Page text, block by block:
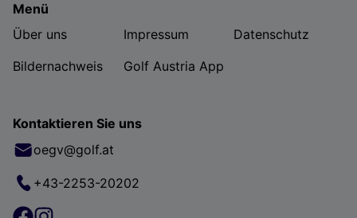
Menü
Über uns
Impressum
Datenschutz
Bildernachweis
Golf Austria App
Kontaktieren Sie uns
oegv@golf.at
+43-2253-20202